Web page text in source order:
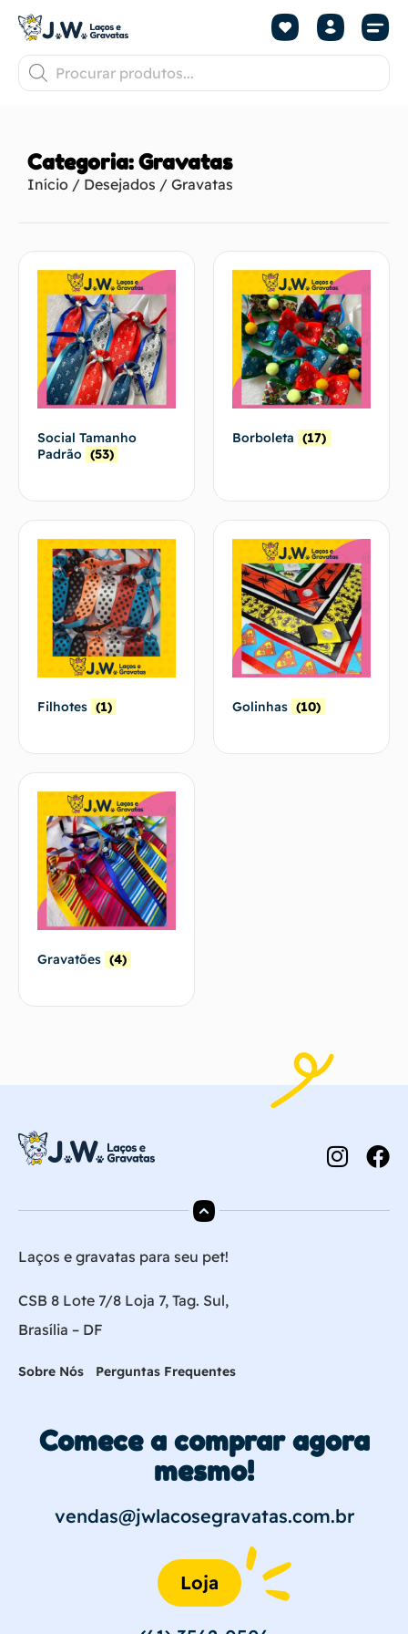
Categoria: Gravatas
Início / Desejados / Gravatas
Social Tamanho
Padrão (53)
Borboleta (17)
Filhotes (1) Golinhas (10)
Gravatões (4)
Laços e gravatas para seu pet!
CSB 8 Lote 7/8 Loja 7, Tag. Sul,
Brasília – DF
Sobre Nós Perguntas Frequentes
Comece a comprar agora
mesmo!
vendas@jwlacosegravatas.com.br
Loja